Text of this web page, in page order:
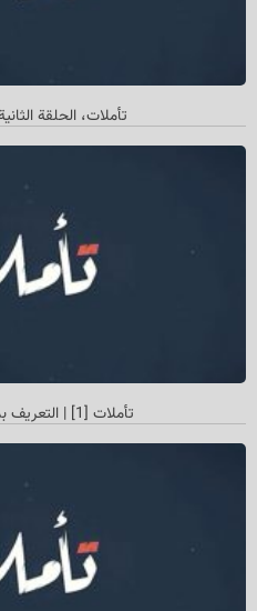
تأملات، الحلقة
تأملات [1] | التعريف بمذهب التحريف [3]